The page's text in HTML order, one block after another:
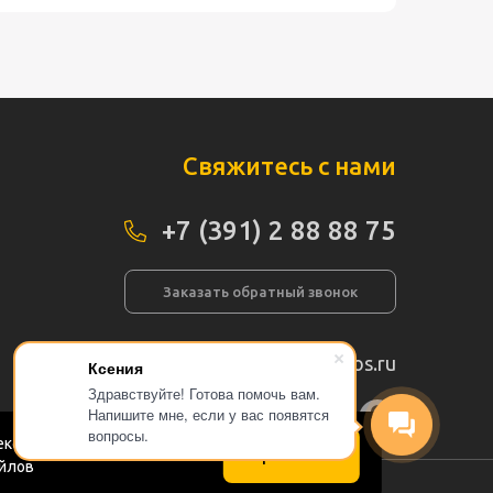
Ксения
Здравствуйте! Готова помочь вам.
Напишите мне, если у вас появятся
вопросы.
в соответствии
Принимаю
Свяжитесь с нами
+7 (391) 2 88 88 75
Заказать обратный звонок
info@pogos.ru